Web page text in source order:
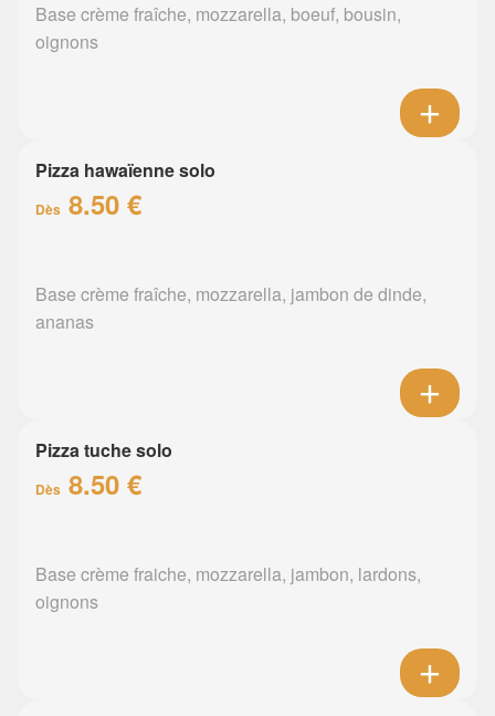
Base crème fraîche, mozzarella, boeuf, bousin,
oignons
Pizza hawaïenne solo
Dès 8.50 €
Base crème fraîche, mozzarella, jambon de dinde,
ananas
Pizza tuche solo
Dès 8.50 €
Base crème fraiche, mozzarella, jambon, lardons,
oignons